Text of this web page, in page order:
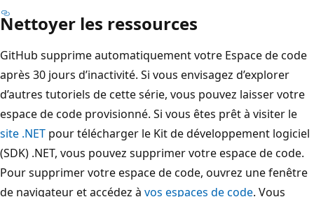
Nettoyer les ressources
GitHub supprime automatiquement votre Espace de code
après 30 jours d’inactivité. Si vous envisagez d’explorer
d’autres tutoriels de cette série, vous pouvez laisser votre
espace de code provisionné. Si vous êtes prêt à visiter le
site .NET pour télécharger le Kit de développement logiciel
(SDK) .NET, vous pouvez supprimer votre espace de code.
Pour supprimer votre espace de code, ouvrez une fenêtre
de navigateur et accédez à vos espaces de code. Vous